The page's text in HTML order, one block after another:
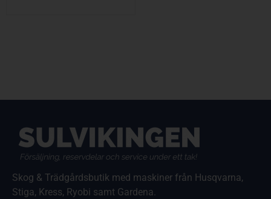
Skog & Trädgårdsbutik med maskiner från Husqvarna,
Stiga, Kress, Ryobi samt Gardena.